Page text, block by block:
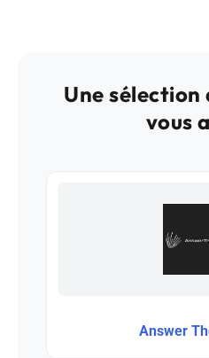
Une sélection
vous
Answer